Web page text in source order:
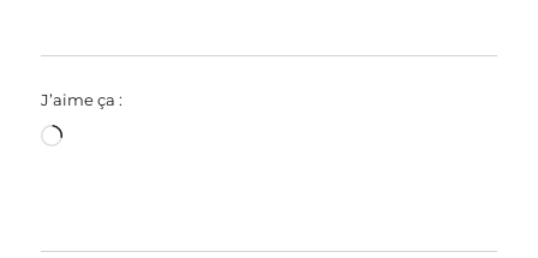
J’aime ça :
Chargement…